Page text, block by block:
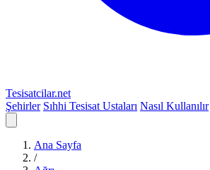
Tesisatcilar.net
Şehirler Sıhhi Tesisat Ustaları Nasıl Kullanılır
Ana Sayfa
/